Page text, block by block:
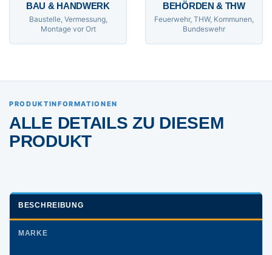
BAU & HANDWERK
Baustelle, Vermessung,
Montage vor Ort
BEHÖRDEN & THW
Feuerwehr, THW, Kommunen,
Bundeswehr
PRODUKTINFORMATIONEN
ALLE DETAILS ZU DIESEM
PRODUKT
BESCHREIBUNG
MARKE